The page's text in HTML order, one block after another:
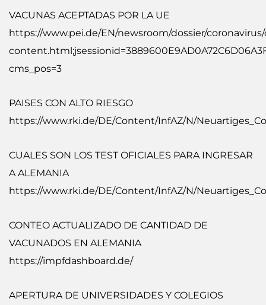
VACUNAS ACEPTADAS POR LA UE
https://www.pei.de/EN/newsroom/dossier/
cms_pos=3
PAISES CON ALTO RIESGO
https://www.rki.de/DE/Content/InfAZ/N/
CUALES SON LOS TEST OFICIALES PARA INGRESAR
A ALEMANIA
https://www.rki.de/DE/Content/InfAZ/N/
CONTEO ACTUALIZADO DE CANTIDAD DE
VACUNADOS EN ALEMANIA
https://impfdashboard.de/
APERTURA DE UNIVERSIDADES Y COLEGIOS